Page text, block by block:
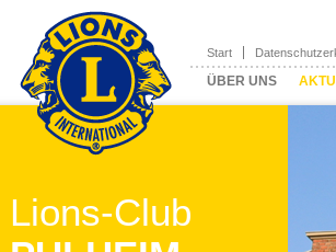
Start
ÜBER UNS
Lions-Club